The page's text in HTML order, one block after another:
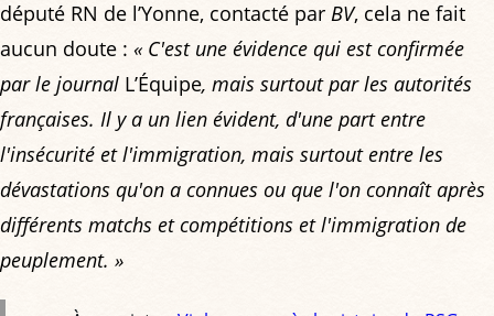
député RN de l’Yonne, contacté par BV, cela ne fait
aucun doute : « C'est une évidence qui est confirmée
par le journal L’Équipe, mais surtout par les autorités
françaises. Il y a un lien évident, d'une part entre
l'insécurité et l'immigration, mais surtout entre les
dévastations qu'on a connues ou que l'on connaît après
différents matchs et compétitions et l'immigration de
peuplement. »